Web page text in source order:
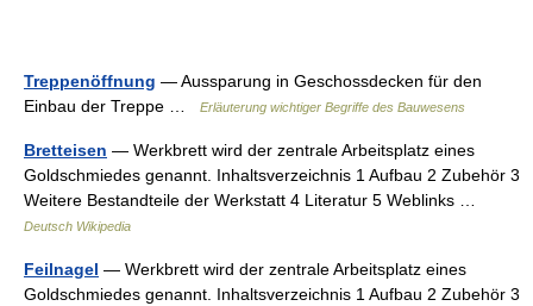
Treppenöffnung — Aussparung in Geschossdecken für den
Einbau der Treppe …
Erläuterung wichtiger Begriffe des Bauwesens
Bretteisen — Werkbrett wird der zentrale Arbeitsplatz eines
Goldschmiedes genannt. Inhaltsverzeichnis 1 Aufbau 2 Zubehör 3
Weitere Bestandteile der Werkstatt 4 Literatur 5 Weblinks …
Deutsch Wikipedia
Feilnagel — Werkbrett wird der zentrale Arbeitsplatz eines
Goldschmiedes genannt. Inhaltsverzeichnis 1 Aufbau 2 Zubehör 3